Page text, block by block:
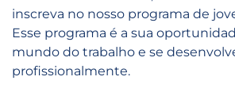
inscreva no nosso programa de
Esse programa é a sua
mundo do trabalho e se
profissionalmente.